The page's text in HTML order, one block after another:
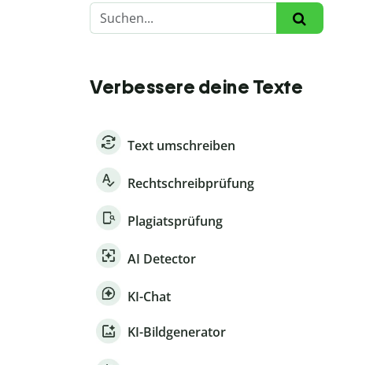
Verbessere deine Texte
Text umschreiben
Rechtschreibprüfung
Plagiatsprüfung
AI Detector
KI-Chat
KI-Bildgenerator